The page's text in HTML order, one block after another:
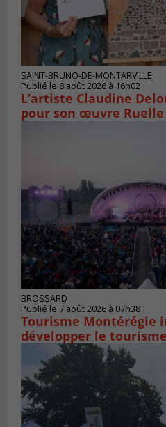
SAINT-BRUNO-DE-MONTARVILLE
Publié le 8 août 2026 à 16h02
L’artiste Claudine
pour son œuvre
BROSSARD
Publié le 7 août 2026 à 07h38
Tourisme Montérégie
développer le